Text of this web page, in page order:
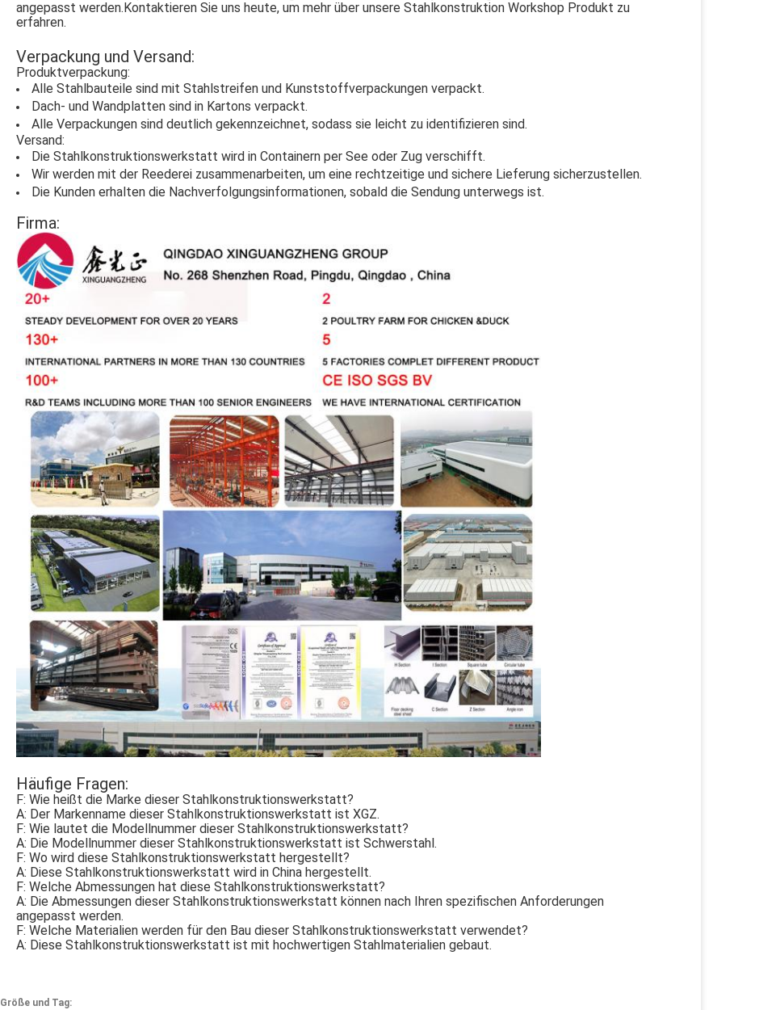
angepasst werden.Kontaktieren Sie uns heute, um mehr über unsere Stahlkonstruktion Workshop Produkt zu
erfahren.
Verpackung und Versand:
Produktverpackung:
Alle Stahlbauteile sind mit Stahlstreifen und Kunststoffverpackungen verpackt.
Dach- und Wandplatten sind in Kartons verpackt.
Alle Verpackungen sind deutlich gekennzeichnet, sodass sie leicht zu identifizieren sind.
Versand:
Die Stahlkonstruktionswerkstatt wird in Containern per See oder Zug verschifft.
Wir werden mit der Reederei zusammenarbeiten, um eine rechtzeitige und sichere Lieferung sicherzustellen.
Die Kunden erhalten die Nachverfolgungsinformationen, sobald die Sendung unterwegs ist.
Firma:
Häufige Fragen:
F: Wie heißt die Marke dieser Stahlkonstruktionswerkstatt?
A: Der Markenname dieser Stahlkonstruktionswerkstatt ist XGZ.
F: Wie lautet die Modellnummer dieser Stahlkonstruktionswerkstatt?
A: Die Modellnummer dieser Stahlkonstruktionswerkstatt ist Schwerstahl.
F: Wo wird diese Stahlkonstruktionswerkstatt hergestellt?
A: Diese Stahlkonstruktionswerkstatt wird in China hergestellt.
F: Welche Abmessungen hat diese Stahlkonstruktionswerkstatt?
A: Die Abmessungen dieser Stahlkonstruktionswerkstatt können nach Ihren spezifischen Anforderungen
angepasst werden.
F: Welche Materialien werden für den Bau dieser Stahlkonstruktionswerkstatt verwendet?
A: Diese Stahlkonstruktionswerkstatt ist mit hochwertigen Stahlmaterialien gebaut.
Größe und Tag: